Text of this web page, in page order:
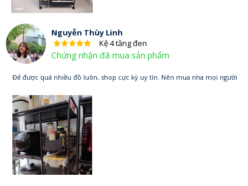
Nguyễn Thùy Linh
Để được quá nhiều đồ luôn, shop cực kỳ uy tín. Nên mua nha mọi người
Kệ 4 tầng đen
Chứng nhận đã mua sản phẩm